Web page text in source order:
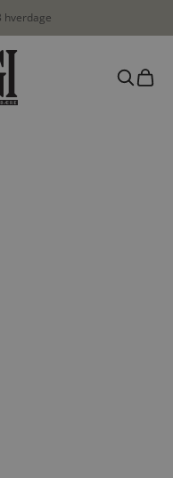
hverdage
Søg